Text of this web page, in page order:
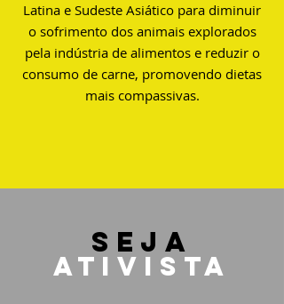
Latina e Sudeste Asiático para diminuir
o sofrimento dos animais explorados
pela indústria de alimentos e reduzir o
consumo de carne, promovendo dietas
mais compassivas.
seja
ativista